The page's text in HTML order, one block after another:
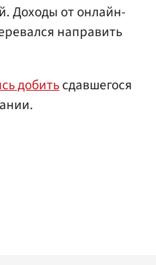
Доходы от онлайн-
направить
добитьсдавшегося